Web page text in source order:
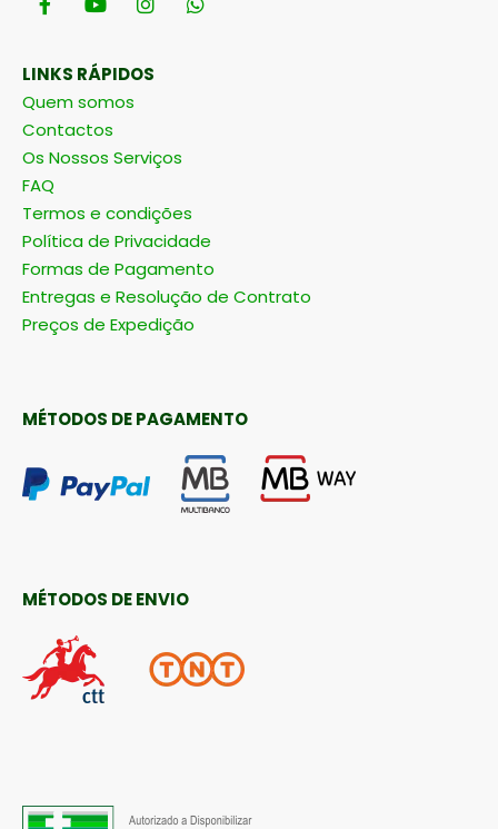
LINKS RÁPIDOS
Quem somos
Contactos
Os Nossos Serviços
FAQ
Termos e condições
Política de Privacidade
Formas de Pagamento
Entregas e Resolução de Contrato
Preços de Expedição
MÉTODOS DE PAGAMENTO
MÉTODOS DE ENVIO